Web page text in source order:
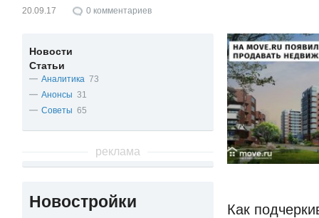
20.09.17 0 комментариев
Новости
Статьи
Аналитика 73
Анонсы 31
Советы 65
реклама
Новостройки
Как